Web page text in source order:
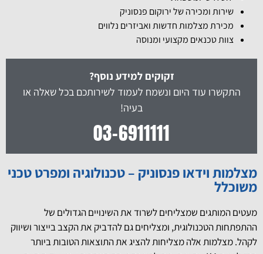
שירות ומכירה של ירוקום פנסוניק
מכירת מצלמות חדשות ואביזרים נלווים
צוות טכנאים מקצועי ומנוסה
זקוקים למידע נוסף?
התקשרו עוד היום ונשמח לעמוד לשירותכם בכל שאלה או
בעיה!
03-6911111
מצלמות וידאו פנסוניק – טכנולוגיה ומפרט טכני
משוכלל
מעטים המותגים שמצליחים לשרוד את השינויים הגדולים של
ההתפתחות הטכנולוגית, ומצליחים גם להדביק את הקצב בייצור ושיווק
לקהל. מצלמות אלה מצליחות להציג את התוצאות הטובות ביותר